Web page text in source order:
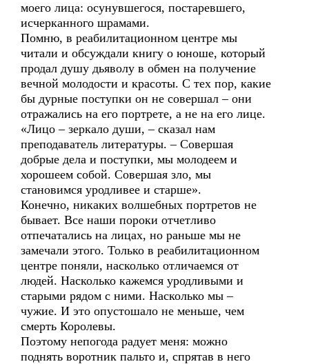
моего лица: осунувшегося, постаревшего,
исчерканного шрамами.
Помню, в реабилитационном центре мы
читали и обсуждали книгу о юноше, который
продал душу дьяволу в обмен на получение
вечной молодости и красоты. С тех пор, какие
бы дурные поступки он не совершал – они
отражались на его портрете, а не на его лице.
«Лицо – зеркало души, – сказал нам
преподаватель литературы. – Совершая
добрые дела и поступки, мы молодеем и
хорошеем собой. Совершая зло, мы
становимся уродливее и старше».
Конечно, никаких волшебных портретов не
бывает. Все наши пороки отчетливо
отпечатались на лицах, но раньше мы не
замечали этого. Только в реабилитационном
центре поняли, насколько отличаемся от
людей. Насколько кажемся уродливыми и
старыми рядом с ними. Насколько мы –
чужие. И это опустошало не меньше, чем
смерть Королевы.
Поэтому непогода радует меня: можно
поднять воротник пальто и, спрятав в него